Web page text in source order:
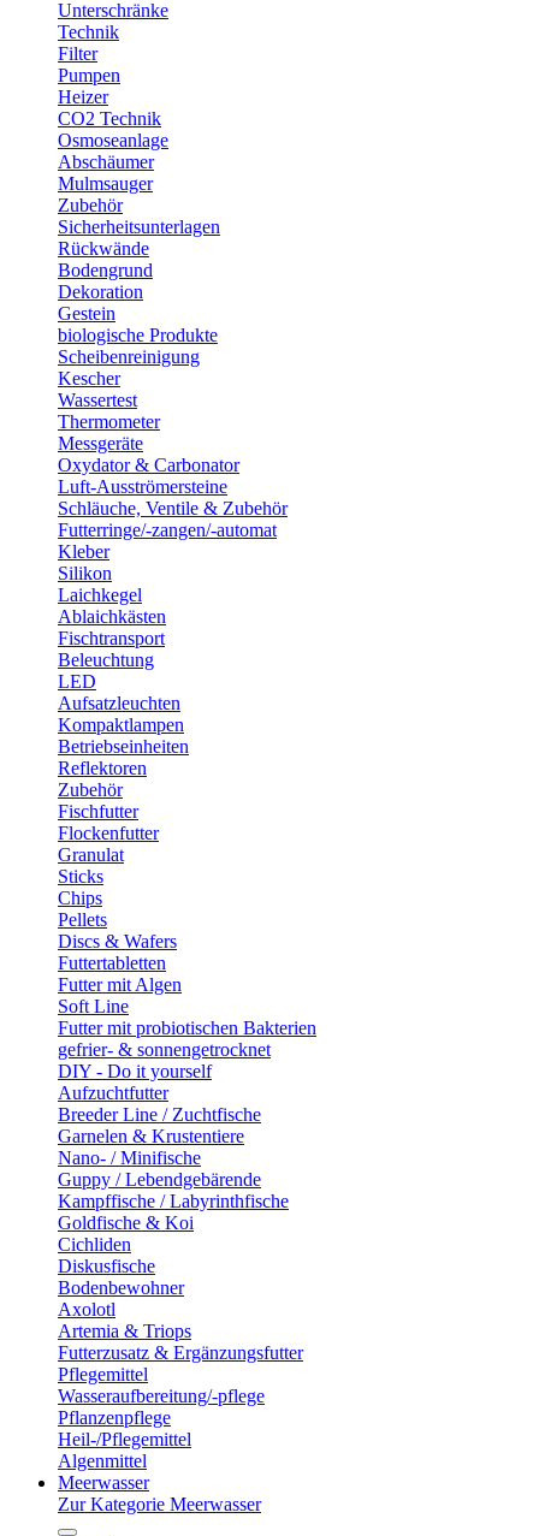
Unterschränke
Technik
Filter
Pumpen
Heizer
CO2 Technik
Osmoseanlage
Abschäumer
Mulmsauger
Zubehör
Sicherheitsunterlagen
Rückwände
Bodengrund
Dekoration
Gestein
biologische Produkte
Scheibenreinigung
Kescher
Wassertest
Thermometer
Messgeräte
Oxydator & Carbonator
Luft-Ausströmersteine
Schläuche, Ventile & Zubehör
Futterringe/-zangen/-automat
Kleber
Silikon
Laichkegel
Ablaichkästen
Fischtransport
Beleuchtung
LED
Aufsatzleuchten
Kompaktlampen
Betriebseinheiten
Reflektoren
Zubehör
Fischfutter
Flockenfutter
Granulat
Sticks
Chips
Pellets
Discs & Wafers
Futtertabletten
Futter mit Algen
Soft Line
Futter mit probiotischen Bakterien
gefrier- & sonnengetrocknet
DIY - Do it yourself
Aufzuchtfutter
Breeder Line / Zuchtfische
Garnelen & Krustentiere
Nano- / Minifische
Guppy / Lebendgebärende
Kampffische / Labyrinthfische
Goldfische & Koi
Cichliden
Diskusfische
Bodenbewohner
Axolotl
Artemia & Triops
Futterzusatz & Ergänzungsfutter
Pflegemittel
Wasseraufbereitung/-pflege
Pflanzenpflege
Heil-/Pflegemittel
Algenmittel
Meerwasser
Zur Kategorie Meerwasser